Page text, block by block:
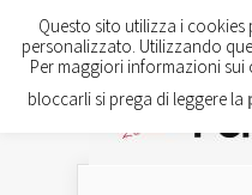
Questo sito utilizza i
personalizzato. Utilizzando
Per maggiori informazioni sui
bloccarli si prega di leggere la